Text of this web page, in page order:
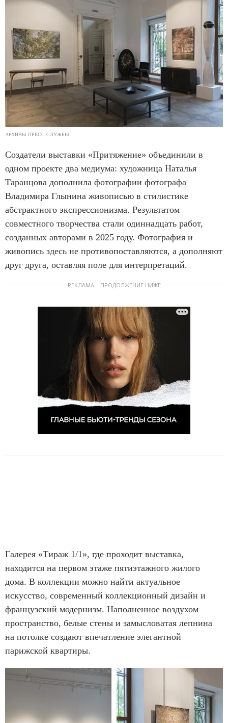
АРХИВЫ ПРЕСС-СЛУЖБЫ
Создатели выставки «Притяжение» объединили в
одном проекте два медиума: художница Наталья
Таранцова дополнила фотографии фотографа
Владимира Глынина живописью в стилистике
абстрактного экспрессионизма. Результатом
совместного творчества стали одиннадцать работ,
созданных авторами в 2025 году. Фотография и
живопись здесь не противопоставляются, а дополняют
друг друга, оставляя поле для интерпретаций.
РЕКЛАМА – ПРОДОЛЖЕНИЕ НИЖЕ
Галерея «Тираж 1/1», где проходит выставка,
находится на первом этаже пятиэтажного жилого
дома. В коллекции можно найти актуальное
искусство, современный коллекционный дизайн и
французский модернизм. Наполненное воздухом
пространство, белые стены и замысловатая лепнина
на потолке создают впечатление элегантной
парижской квартиры.